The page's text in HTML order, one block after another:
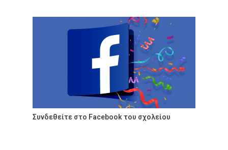
Συνδεθείτε στο Facebook του σχολείου